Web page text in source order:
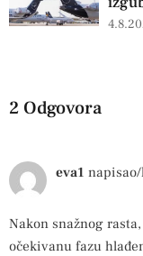
2 Odgovora
eva1
Nakon snažnog
očekivanu fazu